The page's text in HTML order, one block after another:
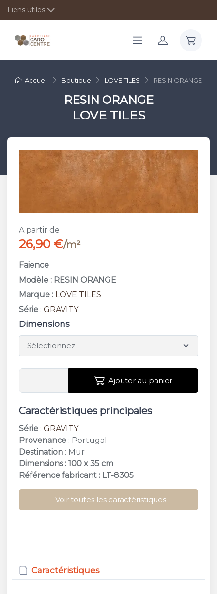
Liens utiles
Accueil Boutique LOVE TILES RESIN ORANGE
RESIN ORANGE
LOVE TILES
A partir de
26,90 €/m²
Faience
Modèle : RESIN ORANGE
Marque : LOVE TILES
Série : GRAVITY
Dimensions
Ajouter au panier
Caractéristiques principales
Série : GRAVITY
Provenance : Portugal
Destination : Mur
Dimensions : 100 x 35 cm
Référence fabricant : LT-8305
Voir toutes les caractéristiques
Caractéristiques